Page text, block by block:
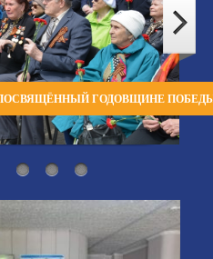
ГОДОВЩИНЕ